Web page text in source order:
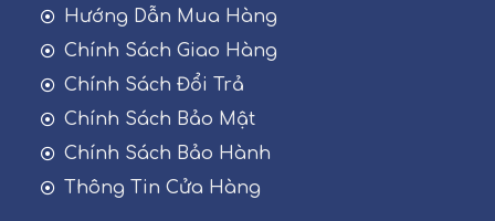
Hướng Dẫn Mua Hàng
Chính Sách Giao Hàng
Chính Sách Đổi Trả
Chính Sách Bảo Mật
Chính Sách Bảo Hành
Thông Tin Cửa Hàng